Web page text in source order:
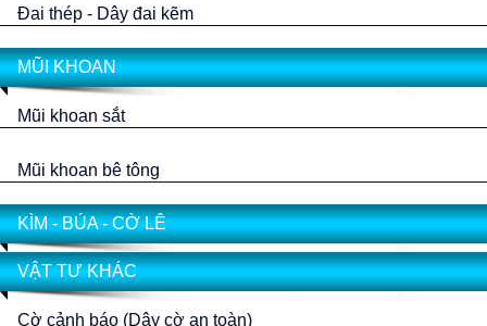
Đai thép - Dây đai kẽm
MŨI KHOAN
Mũi khoan sắt
Mũi khoan bê tông
KÌM - BÚA - CỜ LÊ
VẬT TƯ KHÁC
Cờ cảnh báo (Dây cờ an toàn)